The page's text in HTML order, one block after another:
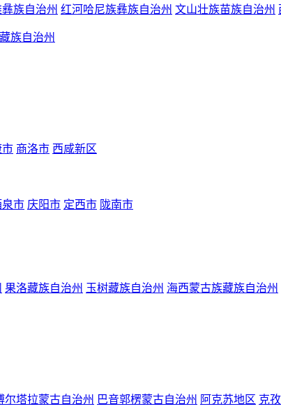
族自治州 红河哈尼族彝族自治州 文山壮族苗族自治州
族自治州
市 商洛市 西咸新区
泉市 庆阳市 定西市 陇南市
果洛藏族自治州 玉树藏族自治州 海西蒙古族藏族自治州
尔塔拉蒙古自治州 巴音郭楞蒙古自治州 阿克苏地区 克